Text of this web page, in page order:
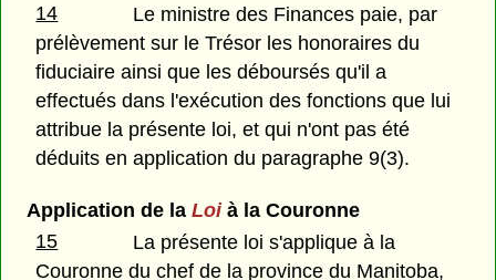
14
Le ministre des Finances paie, par
prélèvement sur le Trésor les honoraires du
fiduciaire ainsi que les déboursés qu'il a
effectués dans l'exécution des fonctions que lui
attribue la présente loi, et qui n'ont pas été
déduits en application du paragraphe 9(3).
Application de la Loià la Couronne
15
La présente loi s'applique à la
Couronne du chef de la province du Manitoba,